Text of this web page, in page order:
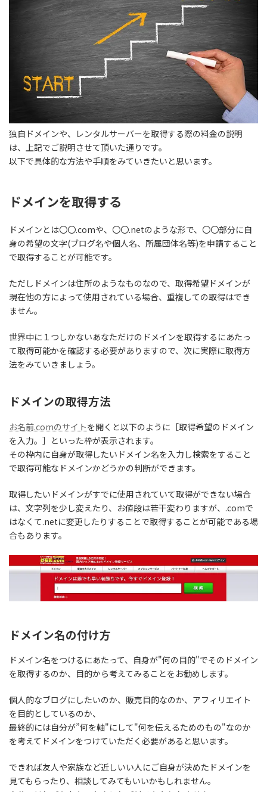
独自ドメインや、レンタルサーバーを取得する際の料金の説明
は、上記でご説明させて頂いた通りです。
以下で具体的な方法や手順をみていきたいと思います。
ドメインを取得する
ドメインとは〇〇.comや、〇〇.netのような形で、〇〇部分に自
身の希望の文字(ブログ名や個人名、所属団体名等)を申請すること
で取得することが可能です。
ただしドメインは住所のようなものなので、 取得希望ドメインが
現在他の方によって使用されている場合、重複しての取得はでき
ません。
世界中に１つしかないあなただけのドメインを取得するにあたっ
て取得可能かを確認する必要がありますので、次に実際に取得方
法をみていきましょう。
ドメインの取得方法
お名前.comのサイトを開くと以下のように［取得希望のドメイン
を入力。］といった枠が表示されます。
その枠内に自身が取得したいドメイン名を入力し検索をすること
で取得可能なドメインかどうかの判断ができます。
取得したいドメインがすでに使用されていて取得ができない場合
は、 文字列を少し変えたり、お値段は若干変わりますが、.comで
はなくて.netに変更したりする ことで取得することが可能である場
合もあります。
ドメイン名の付け方
ドメイン名をつけるにあたって、 自身が"何の目的"でそのドメイン
を取得するのか、目的から考えてみることをお勧めします。
個人的なブログにしたいのか、販売目的なのか、アフィリエイト
を目的としているのか、
最終的には自分が”何を軸"にして"何を伝えるためのもの"なのか
を考えてドメインをつけていただく必要があると思います。
できれば友人や家族など近しいい人にご自身が決めたドメインを
見てもらったり、相談してみてもいいかもしれません。